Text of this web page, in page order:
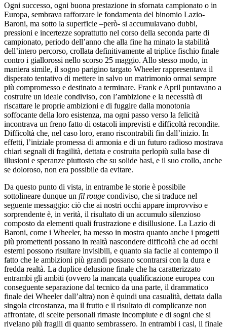
Ogni successo, ogni buona prestazione in sfornata campionato o in
Europa, sembrava rafforzare le fondamenta del binomio Lazio-
Baroni, ma sotto la superficie –però- si accumulavano dubbi,
pressioni e incertezze soprattutto nel corso della seconda parte di
campionato, periodo dell’anno che alla fine ha minato la stabilità
dell’intero percorso, crollata definitivamente al triplice fischio finale
contro i giallorossi nello scorso 25 maggio. Allo stesso modo, in
maniera simile, il sogno parigino targato Wheeler rappresentava il
disperato tentativo di mettere in salvo un matrimonio ormai sempre
più compromesso e destinato a terminare. Frank e April puntavano a
costruire un ideale condiviso, con l’ambizione e la necessità di
riscattare le proprie ambizioni e di fuggire dalla monotonia
soffocante della loro esistenza, ma ogni passo verso la felicità
incontrava un freno fatto di ostacoli imprevisti e difficoltà recondite.
Difficoltà che, nel caso loro, erano riscontrabili fin dall’inizio. In
effetti, l’iniziale promessa di armonia e di un futuro radioso mostrava
chiari segnali di fragilità, dettata e costruita perlopiù sulla base di
illusioni e speranze piuttosto che su solide basi, e il suo crollo, anche
se doloroso, non era possibile da evitare.
Da questo punto di vista, in entrambe le storie è possibile
sottolineare dunque un fil rouge condiviso, che si traduce nel
seguente messaggio: ciò che ai nostri occhi appare improvviso e
sorprendente è, in verità, il risultato di un accumulo silenzioso
composto da elementi quali frustrazione e disillusione. La Lazio di
Baroni, come i Wheeler, ha messo in mostra quanto anche i progetti
più promettenti possano in realtà nascondere difficoltà che ad occhi
esterni possono risultare invisibili, e quanto sia facile al contempo il
fatto che le ambizioni più grandi possano scontrarsi con la dura e
fredda realtà. La duplice delusione finale che ha caratterizzato
entrambi gli ambiti (ovvero la mancata qualificazione europea con
conseguente separazione dal tecnico da una parte, il drammatico
finale dei Wheeler dall’altra) non è quindi una casualità, dettata dalla
singola circostanza, ma il frutto e il risultato di complicanze non
affrontate, di scelte personali rimaste incompiute e di sogni che si
rivelano più fragili di quanto sembrassero. In entrambi i casi, il finale